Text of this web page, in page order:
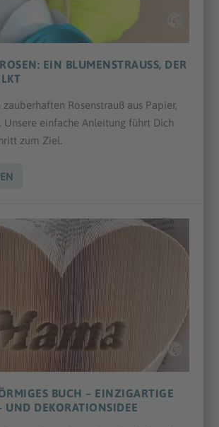
EIN BLUMENSTRAUSS, DER N
Rosenstrauß aus Papier,
Unsere einfache Anleitung führt Dich
zum Ziel.
BUCH – EINZIGARTIGE
UND DEKORATIONSIDEE